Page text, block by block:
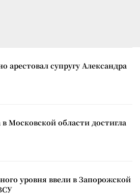
арестовал супругу Александра
в Московской области достигла
уровня ввели в Запорожской